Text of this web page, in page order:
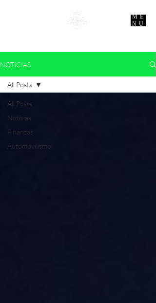
ME
NU
NOTICIAS
All Posts
Noticias
Finanzas
Automovilismo
All Posts